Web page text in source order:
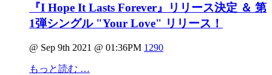
『I Hope It Lasts Forever』リリース決定 ＆ 第
1弾シングル "Your Love" リリース！
@ Sep 9th 2021 @ 01:36PM 1290
もっと読む …